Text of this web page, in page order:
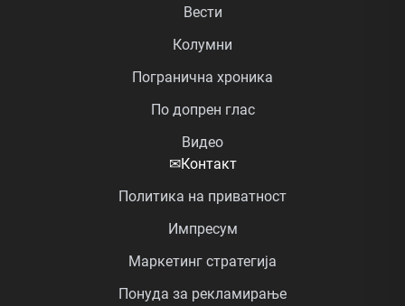
Вести
Колумни
Погранична хроника
По допрен глас
Видео
✉Контакт
Политика на приватност
Импресум
Маркетинг стратегија
Понуда за рекламирање